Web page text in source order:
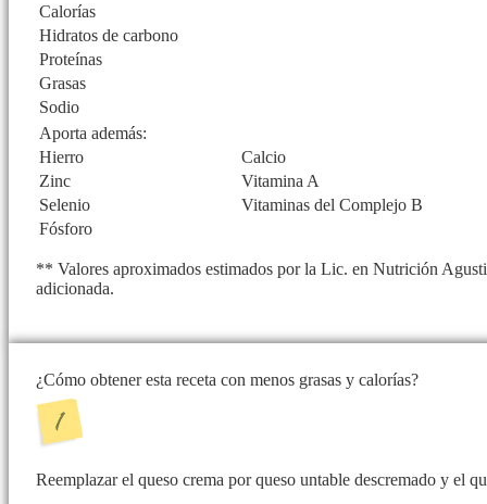
Calorías
Hidratos de carbono
Proteínas
Grasas
Sodio
Aporta además:
Hierro
Calcio
Zinc
Vitamina A
Selenio
Vitaminas del Complejo B
Fósforo
** Valores aproximados estimados por la Lic. en Nutrición
adicionada.
¿Cómo obtener esta receta con menos grasas y calorías?
Reemplazar el queso crema por queso untable descremado y el